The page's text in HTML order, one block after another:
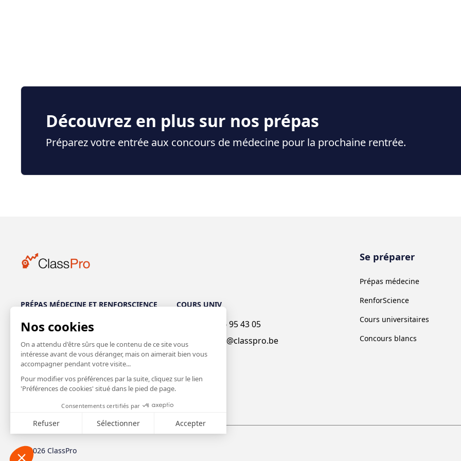
Découvrez en plus sur nos prépas
Préparez votre entrée aux concours de médecine pour la prochaine rentrée.
PRÉPAS MÉDECINE ET RENFORSCIENCE
+32 488 76 22 29
+32 486 99 12 84
du dimanche au jeudi de 11h à 19h
prepamed@classpro.be
COURS UNIV
+32 486 95 43 05
contact@classpro.be
Se préparer
Prépas médecine
RenforScience
Cours universitaires
Concours blancs
© 2026 ClassPro